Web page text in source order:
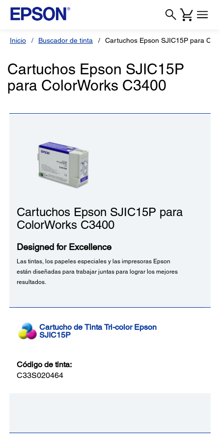
Inicio Buscador de tinta Cartuchos Epson SJIC15P para
Cartuchos Epson SJIC15P
para ColorWorks C3400
Cartuchos Epson SJIC15P para
ColorWorks C3400
Designed for Excellence
Las tintas, los papeles especiales y las impresoras Epson
están diseñadas para trabajar juntas para lograr los mejores
resultados.
Cartucho de Tinta Tri-color Epson
SJIC15P
Código de tinta:
C33S020464